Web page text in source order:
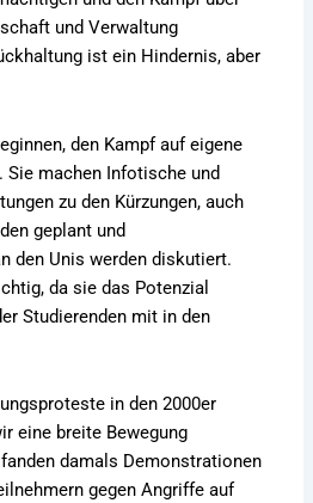
und Verwaltung
ist ein Hindernis, aber
den Kampf auf eigene
Sie machen Infotische und
zu den Kürzungen, auch
geplant und
den Unis werden diskutiert.
da sie das Potenzial
Studierenden mit in den
in den 2000er
eine breite Bewegung
damals Demonstrationen
gegen Angriffe auf